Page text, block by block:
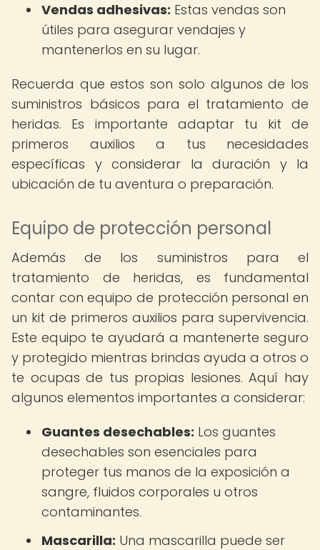
Vendas adhesivas: Estas vendas son
útiles para asegurar vendajes y
mantenerlos en su lugar.
Recuerda que estos son solo algunos de los
suministros básicos para el tratamiento de
heridas. Es importante adaptar tu kit de
primeros auxilios a tus necesidades
específicas y considerar la duración y la
ubicación de tu aventura o preparación.
Equipo de protección personal
Además de los suministros para el
tratamiento de heridas, es fundamental
contar con equipo de protección personal en
un kit de primeros auxilios para supervivencia.
Este equipo te ayudará a mantenerte seguro
y protegido mientras brindas ayuda a otros o
te ocupas de tus propias lesiones. Aquí hay
algunos elementos importantes a considerar:
Guantes desechables: Los guantes
desechables son esenciales para
proteger tus manos de la exposición a
sangre, fluidos corporales u otros
contaminantes.
Mascarilla: Una mascarilla puede ser